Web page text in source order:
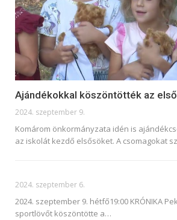
Ajándékokkal köszöntötték az
2024. szeptember 9.
Komárom önkormányzata idén is
az iskolát kezdő elsősöket. A csomagokat
2024. szeptember 6.
2024. szeptember 9. hétfő19:00 KRÓNIKA
sportlövőt köszöntötte a…